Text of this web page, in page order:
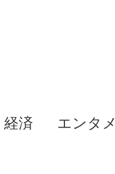
経済 エンタメ